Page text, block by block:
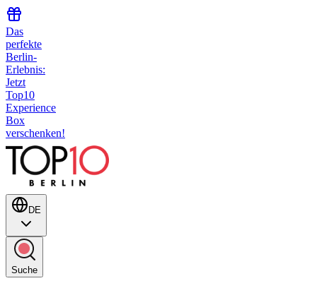
Das
perfekte
Berlin-
Erlebnis:
Jetzt
Top10
Experience
Box
verschenken!
DE
Suche